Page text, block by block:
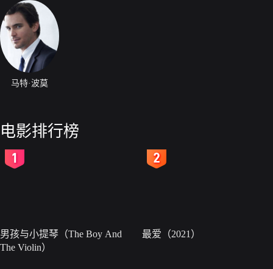
马特·波莫
电影排行榜
男孩与小提琴（The Boy And
The Violin）
最爱（2021）